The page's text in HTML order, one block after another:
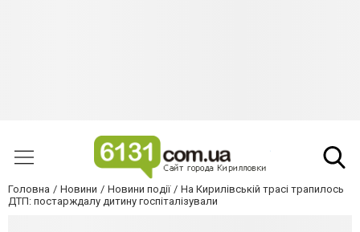
Головна Новини Новини події
На Кирилівській трасі трапилось
ДТП: постарждалу дитину госпіталізували